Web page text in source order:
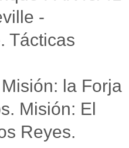
-
Tácticas
la Forja
Misión: El
Reyes.